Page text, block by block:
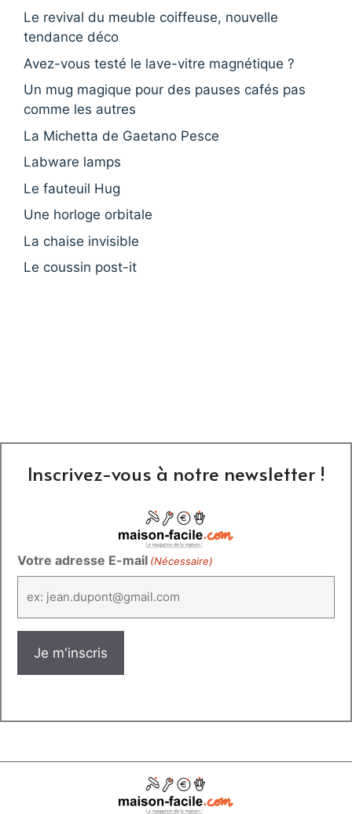
Le revival du meuble coiffeuse, nouvelle
tendance déco
Avez-vous testé le lave-vitre magnétique ?
Un mug magique pour des pauses cafés pas
comme les autres
La Michetta de Gaetano Pesce
Labware lamps
Le fauteuil Hug
Une horloge orbitale
La chaise invisible
Le coussin post-it
Inscrivez-vous à notre newsletter !
Votre adresse E-mail (Nécessaire)